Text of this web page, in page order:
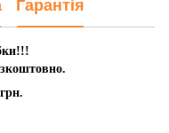
Гарантія